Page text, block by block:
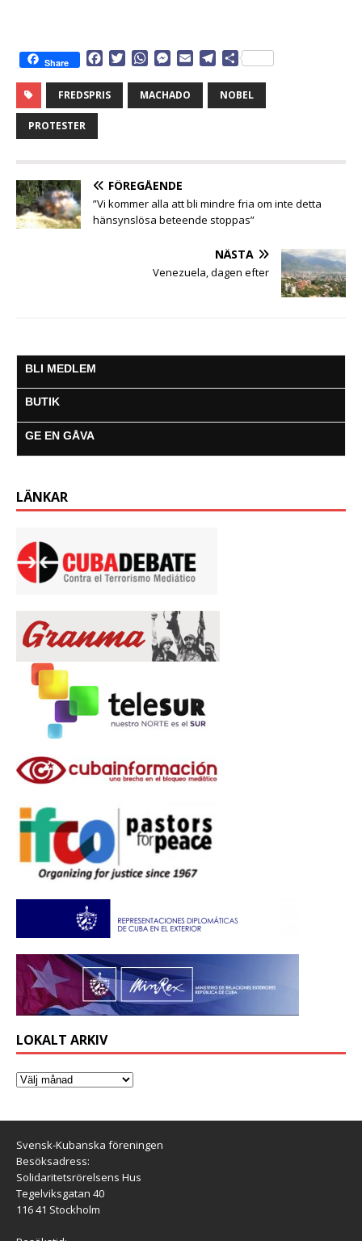
Share
c
e
t
W
a
t
M
s
s
r
i
e
D
l
a
FREDSPRIS MACHADO NOBEL
PROTESTER
FÖREGÅENDE
”Vi kommer alla att bli mindre fria om inte detta
hänsynslösa beteende stoppas”
NÄSTA
Venezuela, dagen efter
BLI MEDLEM
BUTIK
GE EN GÅVA
LÄNKAR
LOKALT ARKIV
Svensk-Kubanska föreningen
Besöksadress:
Solidaritetsrörelsens Hus
Tegelviksgatan 40
116 41 Stockholm